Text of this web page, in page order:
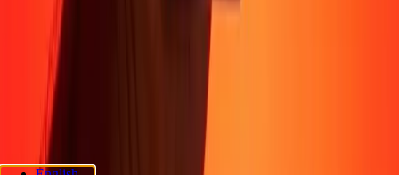
Entreprise
À proposBlog Devenir agent
Transfert d'argent international
Politique de confidentialité
Avis sur les cookies
générales
Centre d'aide
d'accessibilité
Services Rapide Chèque
Rapide ChèquePolitique de confidentialité Rapide Chèque